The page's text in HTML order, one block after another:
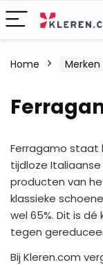
Home Merken
Ferragamo staat
tijdloze Italiaanse
producten van
klassieke
wel 65%. Dit is
tegen
Bij Kleren.com